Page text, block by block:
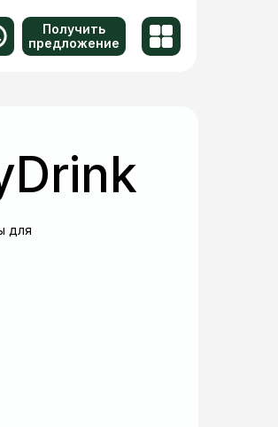
Получить
предложение
для